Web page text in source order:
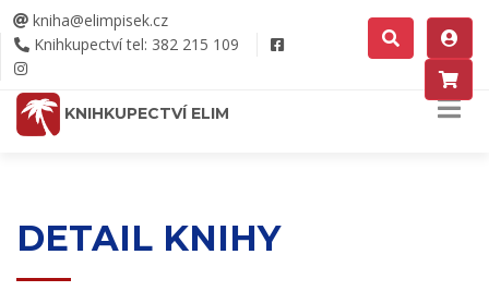
kniha@elimpisek.cz
Knihkupectví tel: 382 215 109
KNIHKUPECTVÍ ELIM
DETAIL KNIHY